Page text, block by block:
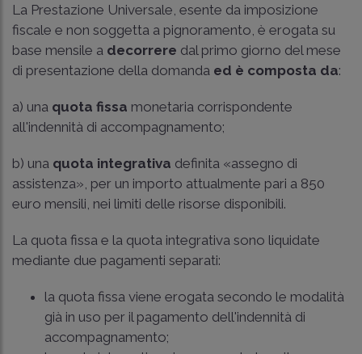
La Prestazione Universale, esente da imposizione
fiscale e non soggetta a pignoramento, è erogata su
base mensile a decorrere dal primo giorno del mese
di presentazione della domanda ed è composta da:
a) una quota fissa monetaria corrispondente
all'indennità di accompagnamento;
b) una quota integrativa definita «assegno di
assistenza», per un importo attualmente pari a 850
euro mensili, nei limiti delle risorse disponibili.
La quota fissa e la quota integrativa sono liquidate
mediante due pagamenti separati:
la quota fissa viene erogata secondo le modalità
già in uso per il pagamento dell'indennità di
accompagnamento;